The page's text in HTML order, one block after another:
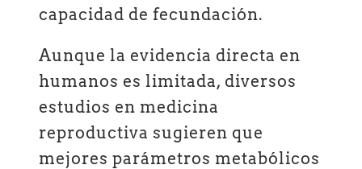
capacidad de fecundación.
Aunque la evidencia directa en
humanos es limitada, diversos
estudios en medicina
reproductiva sugieren que
mejores parámetros metabólicos